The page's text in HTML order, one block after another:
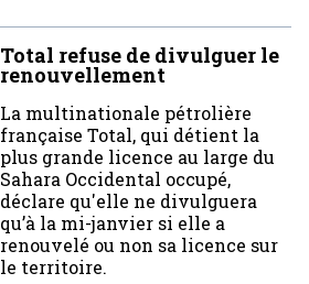
Total refuse de divulguer le
renouvellement
La multinationale pétrolière
française Total, qui détient la
plus grande licence au large du
Sahara Occidental occupé,
déclare qu'elle ne divulguera
qu’à la mi-janvier si elle a
renouvelé ou non sa licence sur
le territoire.